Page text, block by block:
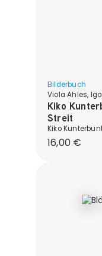
Bilderbuch
Viola Ahles,
Kiko
Streit
Kiko
Regulärer
16,00 €